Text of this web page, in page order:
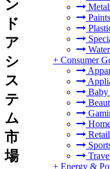
+ Consumer
Baby
+ Energy &
ン
ド
ア
シ
ス
テ
ム
市
場